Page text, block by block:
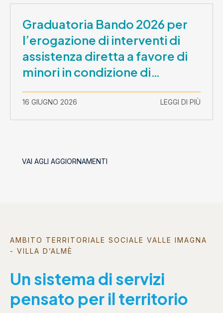
Graduatoria Bando 2026 per
l’erogazione di interventi di
assistenza diretta a favore di
minori in condizione di
disabilità con necessità di
sostegno elevato e molto
elevato (Misura B2) per
socializzanti (Centri estivi)
16 GIUGNO 2026 LEGGI DI PIÙ
VAI AGLI AGGIORNAMENTI
AMBITO TERRITORIALE SOCIALE VALLE IMAGNA
- VILLA D’ALMÈ
Un sistema di servizi
pensato per il territorio